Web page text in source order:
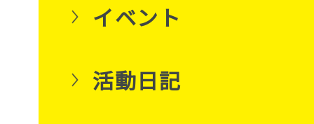
イベント
活動日記